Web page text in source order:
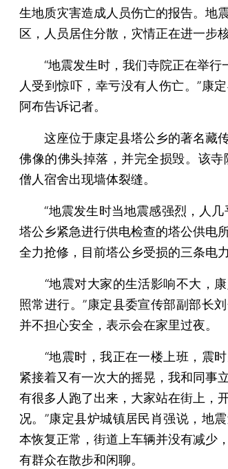
生地质灾害造成人员伤亡的报告。地
区，人员居住分散，灾情正在进一步核
“地震发生时，我们寺院正在举行
人受到惊吓，幸亏没有人伤亡。”康
阿布告诉记者。
这座位于康定县塔公乡的著名藏
佛像的佛头掉落，并完全损毁。该
僧人宿舍出现墙体裂缝。
“地震发生时当地震感强烈，人几
塔公乡紧急进行供电检查的塔公供电
全力抢修，目前塔公乡受损的三条电
“地震对大家的生活影响不大，康
照常进行。”康定县委宣传部副部长
并不担心安全，表示会在家里过夜。
“地震时，我正在一楼上班，震时
紧接着又有一次大的摇晃，我和同事
有很多人跑了出来，大家站在街上，
况。”康定县炉城镇居民肖强说，地
本恢复正常，街道上车辆并没有减少
有群众在散步和闲聊。